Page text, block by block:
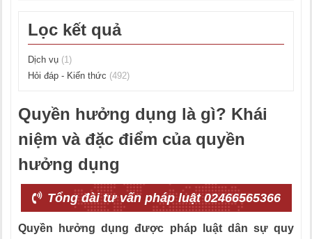
Lọc kết quả
Dịch vụ (1)
Hỏi đáp - Kiến thức (492)
Quyền hưởng dụng là gì? Khái
niệm và đặc điểm của quyền
hưởng dụng
Tổng đài tư vấn pháp luật 02466565366
Quyền hưởng dụng được pháp luật dân sự quy